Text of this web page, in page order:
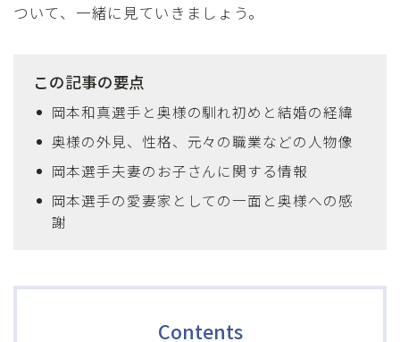
ついて、一緒に見ていきましょう。
この記事の要点
岡本和真選手と奥様の馴れ初めと結婚の経緯
奥様の外見、性格、元々の職業などの人物像
岡本選手夫妻のお子さんに関する情報
岡本選手の愛妻家としての一面と奥様への感
謝
Contents